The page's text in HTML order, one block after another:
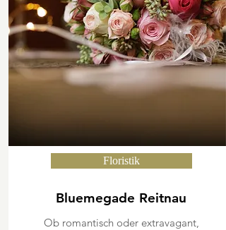
Floristik
Bluemegade Reitnau
Ob romantisch oder extravagant,